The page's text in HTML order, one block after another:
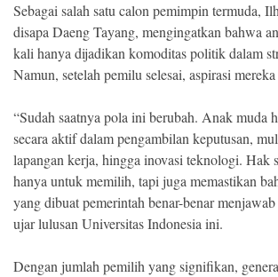
Sebagai salah satu calon pemimpin termuda,
disapa Daeng Tayang, mengingatkan bahwa
kali hanya dijadikan komoditas politik dalam
Namun, setelah pemilu selesai, aspirasi
“Sudah saatnya pola ini berubah. Anak muda
secara aktif dalam pengambilan keputusan,
lapangan kerja, hingga inovasi teknologi. Hak
hanya untuk memilih, tapi juga memastikan
yang dibuat pemerintah benar-benar
ujar lulusan Universitas Indonesia ini.
Dengan jumlah pemilih yang signifikan,